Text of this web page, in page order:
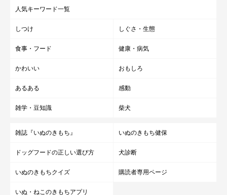
人気キーワード一覧
しつけ しぐさ・生態
食事・フード 健康・病気
かわいい おもしろ
あるある 感動
雑学・豆知識 柴犬
雑誌『いぬのきもち』 いぬのきもち健保
ドッグフードの正しい選び方 犬診断
いぬのきもちクイズ 購読者専用ページ
いぬ・ねこのきもちアプリ